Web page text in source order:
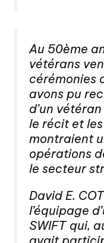
Au 50ème
vétérans
cérémonies
avons pu
d’un
le récit et
montraient
opérations
le secteur
David E.
l’équipage
SWIFT qui,